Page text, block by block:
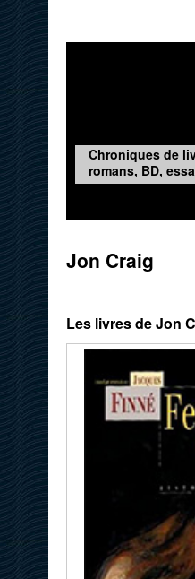
Chroniques de
romans, BD,
Jon Craig
Les livres de Jon